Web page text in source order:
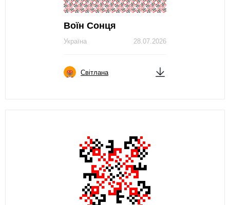
Воїн Сонця
28.07.2026
Україна
Світлана